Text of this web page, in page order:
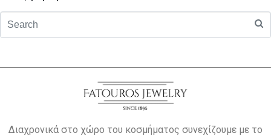
Διαχρονικά στο χώρο του κοσμήματος συνεχίζουμε με το